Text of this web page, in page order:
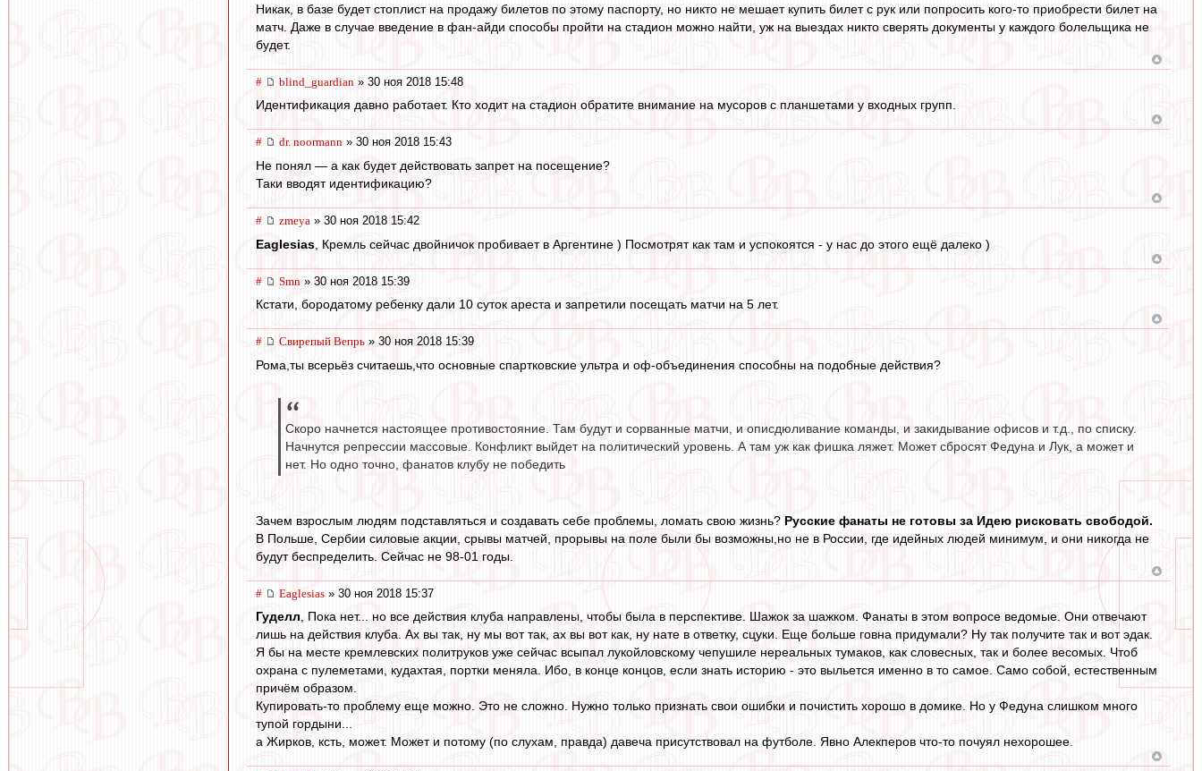
Никак, в базе будет стоплист на продажу билетов по этому паспорту, но никто не мешает купить билет с рук или попросить кого-то приобрести билет на
матч. Даже в случае введение в фан-айди способы пройти на стадион можно найти, уж на выездах никто сверять документы у каждого болельщика не
будет.
# blind_guardian » 30 ноя 2018 15:48
Идентификация давно работает. Кто ходит на стадион обратите внимание на мусоров с планшетами у входных групп.
# dr. noormann » 30 ноя 2018 15:43
Не понял — а как будет действовать запрет на посещение?
Таки вводят идентификацию?
# zmeya » 30 ноя 2018 15:42
Eaglesias , Кремль сейчас двойничок пробивает в Аргентине ) Посмотрят как там и успокоятся - у нас до этого ещё далеко )
# Smn » 30 ноя 2018 15:39
Кстати, бородатому ребенку дали 10 суток ареста и запретили посещать матчи на 5 лет.
# Свирепый Вепрь » 30 ноя 2018 15:39
Рома,ты всерьёз считаешь,что основные спартковские ультра и оф-объединения способны на подобные действия?
Скоро начнется настоящее противостояние. Там будут и сорванные матчи, и описдюливание команды, и закидывание офисов и т.д., по списку.
Начнутся репрессии массовые. Конфликт выйдет на политический уровень. А там уж как фишка ляжет. Может сбросят Федуна и Лук, а может и
нет. Но одно точно, фанатов клубу не победить
Зачем взрослым людям подставляться и создавать себе проблемы, ломать свою жизнь? Русские фанаты не готовы за Идею рисковать свободой.
В Польше, Сербии силовые акции, срывы матчей, прорывы на поле были бы возможны,но не в России, где идейных людей минимум, и они никогда не
будут беспределить. Сейчас не 98-01 годы.
# Eaglesias » 30 ноя 2018 15:37
Гуделл, Пока нет... но все действия клуба направлены, чтобы была в перспективе. Шажок за шажком. Фанаты в этом вопросе ведомые. Они отвечают
лишь на действия клуба. Ах вы так, ну мы вот так, ах вы вот как, ну нате в ответку, сцуки. Еще больше говна придумали? Ну так получите так и вот эдак.
Я бы на месте кремлевских политруков уже сейчас всыпал лукойловскому чепушиле нереальных тумаков, как словесных, так и более весомых. Чтоб
охрана с пулеметами, кудахтая, портки меняла. Ибо, в конце концов, если знать историю - это выльется именно в то самое. Само собой, естественным
причём образом.
Купировать-то проблему еще можно. Это не сложно. Нужно только признать свои ошибки и почистить хорошо в домике. Но у Федуна слишком много
тупой гордыни...
а Жирков, ксть, может. Может и потому (по слухам, правда) давеча присутствовал на футболе. Явно Алекперов что-то почуял нехорошее.